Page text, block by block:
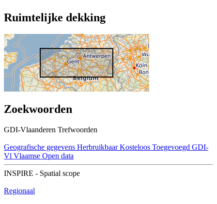
Ruimtelijke dekking
Zoekwoorden
GDI-Vlaanderen Trefwoorden
Geografische gegevens Herbruikbaar Kosteloos Toegevoegd GDI-
Vl Vlaamse Open data
INSPIRE - Spatial scope
Regionaal